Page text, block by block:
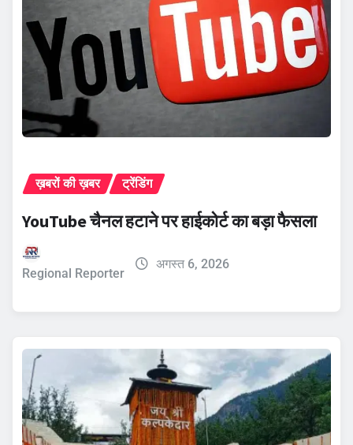
ख़बरों की ख़बर ट्रेंडिंग
YouTube चैनल हटाने पर हाईकोर्ट का बड़ा फैसला
Regional Reporter
अगस्त 6, 2026